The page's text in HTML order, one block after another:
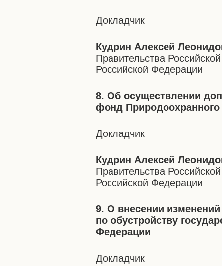
Докладчик
Кудрин Алексей
Правительства
Российской Федерации
8. Об осуществлении
фонд Природоохранного
Докладчик
Кудрин Алексей
Правительства
Российской Федерации
9. О внесении
по обустройству
Федерации
Докладчик